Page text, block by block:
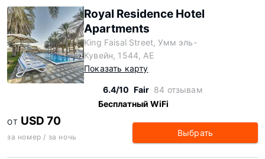
Royal Residence Hotel
Apartments
King Faisal Street, Умм эль-
Кувейн, 1544, AE
Показать карту
6.4/10 Fair 84 отзывам
Бесплатный WiFi
ОТ USD 70
за номер / за ночь Выбрать